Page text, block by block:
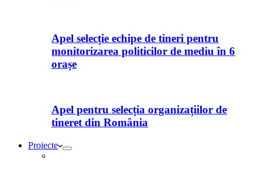
Apel selecție echipe de tineri pentru
monitorizarea politicilor de mediu în 6
orașe
Apel pentru selecția organizațiilor de
tineret din România
Proiecte